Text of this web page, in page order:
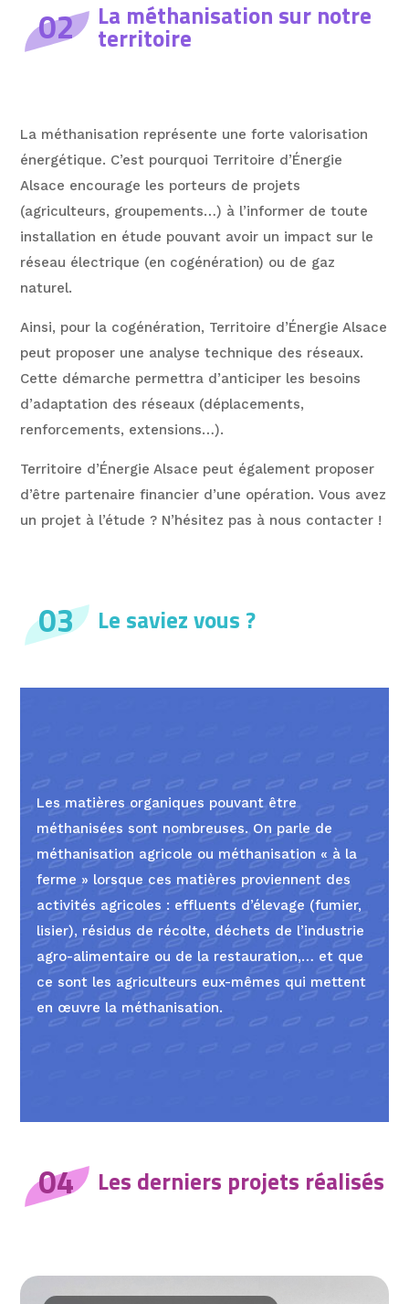
02 La méthanisation sur notre
territoire
La méthanisation représente une forte valorisation
énergétique. C’est pourquoi Territoire d’Énergie
Alsace encourage les porteurs de projets
(agriculteurs, groupements…) à l’informer de toute
installation en étude pouvant avoir un impact sur le
réseau électrique (en cogénération) ou de gaz
naturel.
Ainsi, pour la cogénération, Territoire d’Énergie Alsace
peut proposer une analyse technique des réseaux.
Cette démarche permettra d’anticiper les besoins
d’adaptation des réseaux (déplacements,
renforcements, extensions…).
Territoire d’Énergie Alsace peut également proposer
d’être partenaire financier d’une opération. Vous avez
un projet à l’étude ? N’hésitez pas à nous contacter !
03 Le saviez vous ?
Les matières organiques pouvant être
méthanisées sont nombreuses. On parle de
méthanisation agricole ou méthanisation « à la
ferme » lorsque ces matières proviennent des
activités agricoles : effluents d’élevage (fumier,
lisier), résidus de récolte, déchets de l’industrie
agro-alimentaire ou de la restauration,… et que
ce sont les agriculteurs eux-mêmes qui mettent
en œuvre la méthanisation.
04 Les derniers projets réalisés